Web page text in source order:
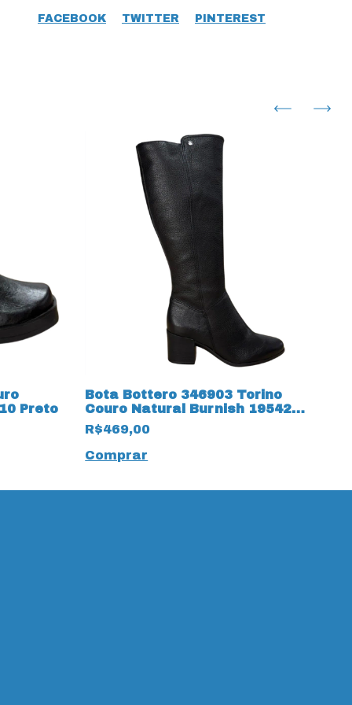
FACEBOOK TWITTER PINTEREST
Preto
Bota Bottero 346903 Torino
Couro Natural Burnish 19542
Preto
R$469,00
Comprar